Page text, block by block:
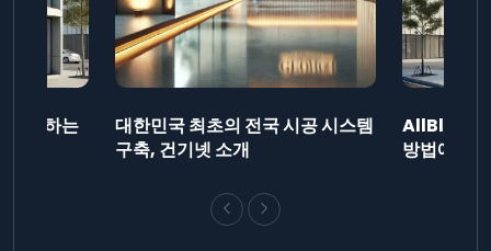
제출하는
대한민국 최초의 전국 시공 시스템
구축, 건기넷 소개
AllBlog에
방법에 대